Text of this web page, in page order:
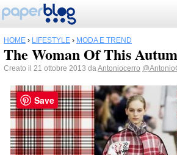
HOME › LIFESTYLE › MODA E TREND
The Woman Of This
Creato il 21 ottobre 2013 daAntoniocerro
Save